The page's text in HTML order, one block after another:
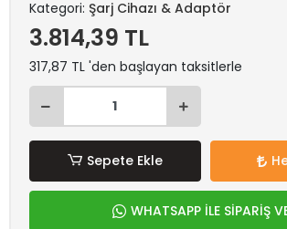
Kategori: Şarj Cihazı & Adaptör
3.814,39 TL
317,87 TL 'den başlayan taksitlerle
Sepete Ekle
WHATSAPP İLE SİPARİŞ